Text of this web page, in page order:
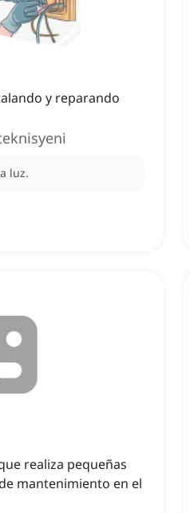
y reparando
luz.
realiza pequeñas
mantenimiento en el